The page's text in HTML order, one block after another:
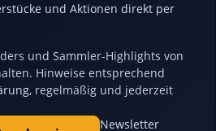
und Aktionen direkt per
und Sammler-Highlights von
Hinweise entsprechend
, regelmäßig und jederzeit
Newsletter